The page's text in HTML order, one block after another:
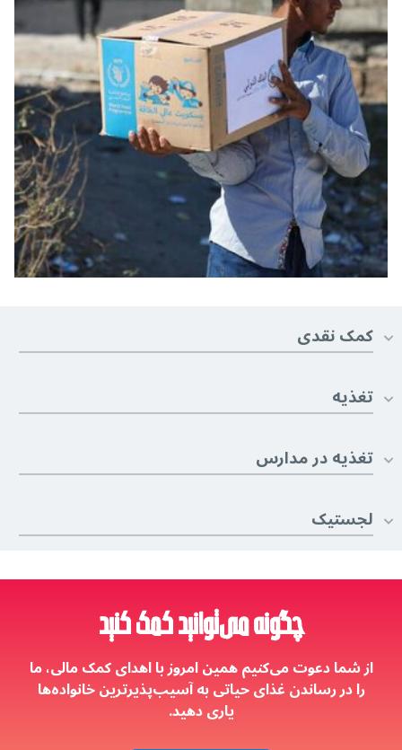
کمک نقدی
تغذیه
تغذیه در مدارس
لجستیک
چگونه می‌توانید کمک کنید
از شما دعوت می‌کنیم همین امروز با اهدای کمک مالی، ما
را در رساندن غذای حیاتی به آسیب‌پذیرترین خانواده‌ها
یاری دهید.